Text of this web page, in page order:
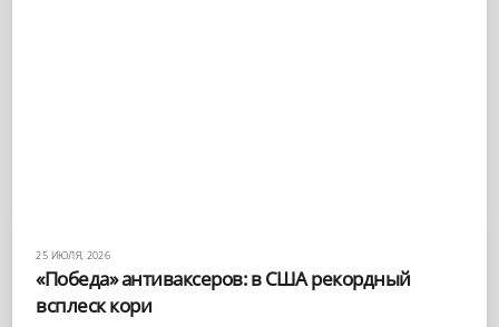
25 ИЮЛЯ, 2026
«Победа» антиваксеров: в США рекордный
всплеск кори